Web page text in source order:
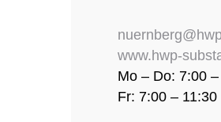
www.hwp-
Mo – Do: 7:00
Fr: 7:00 – 11:30